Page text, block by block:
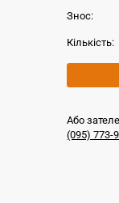
Знос:
Кількість:
Або
(095) 773-